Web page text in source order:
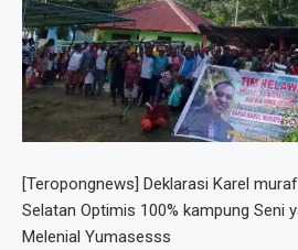
[Teropongnews] Deklarasi Karel
Selatan Optimis 100% kampung Seni
Melenial Yumasesss